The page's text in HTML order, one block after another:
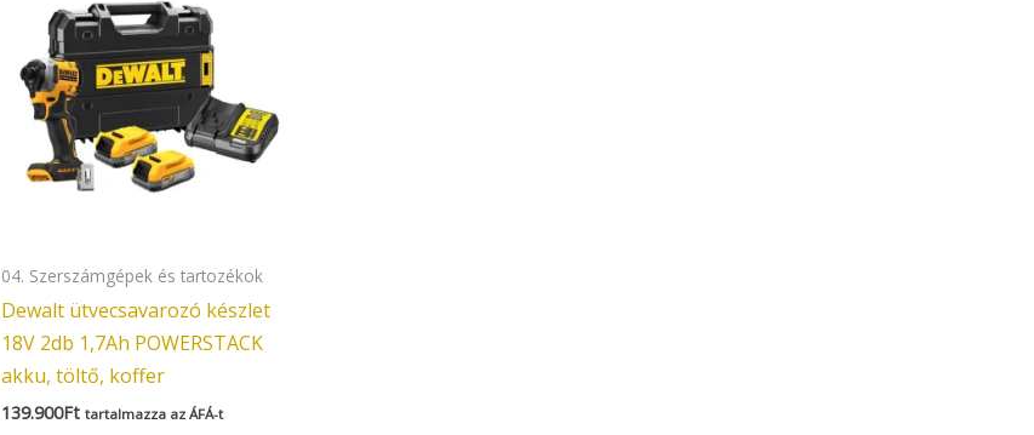
04. Szerszámgépek és tartozékok
Dewalt ütvecsavarozó készlet
18V 2db 1,7Ah POWERSTACK
akku, töltő, koffer
139.900Ft tartalmazza az ÁFÁ-t